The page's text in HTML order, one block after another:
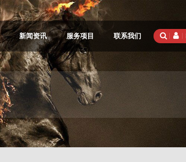
新闻资讯 服务项目 联系我们